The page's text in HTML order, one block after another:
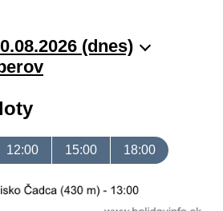
(dnes)
12:00 15:00 18:00